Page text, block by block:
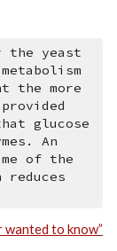
yeast
the more
glucose
An
of the
wanted to know”